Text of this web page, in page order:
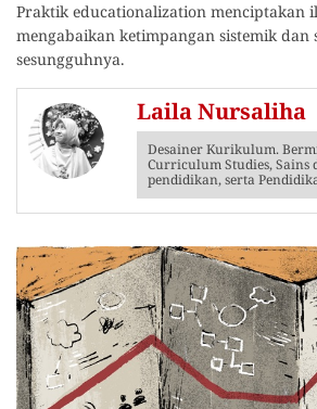
Praktik educationalization menciptakan
mengabaikan ketimpangan sistemik
sesungguhnya.
Laila Nursaliha
Desainer Kurikulum.
Curriculum Studies, Sains
pendidikan, serta